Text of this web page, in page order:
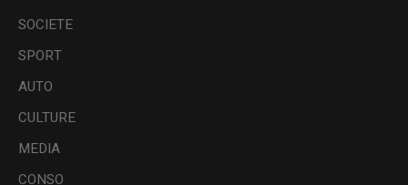
SOCIETE
SPORT
AUTO
CULTURE
MEDIA
CONSO